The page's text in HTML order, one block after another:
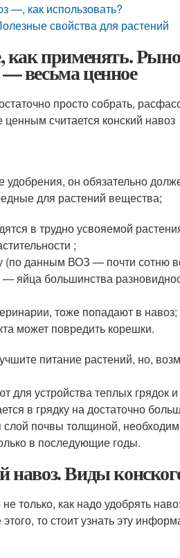
—, как использовать?
свойства для растений
как применять.
весьма ценное
просто собрать,
считается конский навоз
удобрения, он обязательно
для растений вещества;
в трудно усвояемой
;
данным ВОЗ — почти сотню
яйца большинства
тоже попадают в навоз;
может повредить корешки.
питание растений, но,
устройства теплых грядок
в грядку на достаточно
слой почвы толщиной,
в последующие годы.
Виды
только, как надо удобрять
то стоит узнать эту